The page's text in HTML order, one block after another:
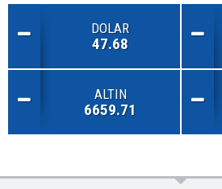
DOLAR
47.68
ALTIN
6659.71